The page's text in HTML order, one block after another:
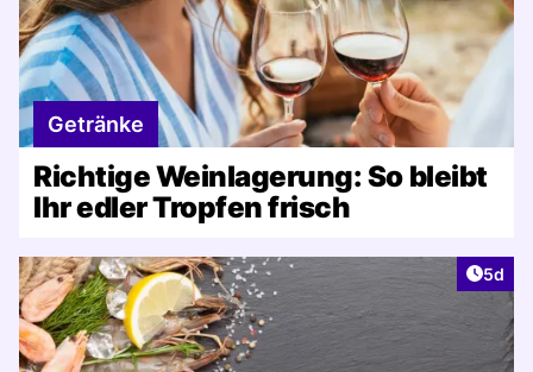
Getränke
Richtige Weinlagerung: So bleibt
Ihr edler Tropfen frisch
5d